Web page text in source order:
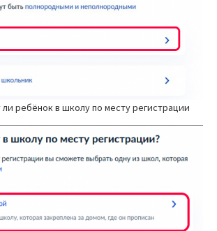
ли ребёнок в школу по месту регистрации